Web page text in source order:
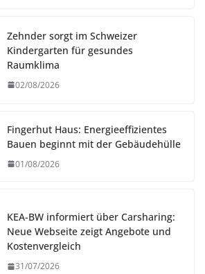
Zehnder sorgt im Schweizer
Kindergarten für gesundes
Raumklima
02/08/2026
Fingerhut Haus: Energieeffizientes
Bauen beginnt mit der Gebäudehülle
01/08/2026
KEA-BW informiert über Carsharing:
Neue Webseite zeigt Angebote und
Kostenvergleich
31/07/2026